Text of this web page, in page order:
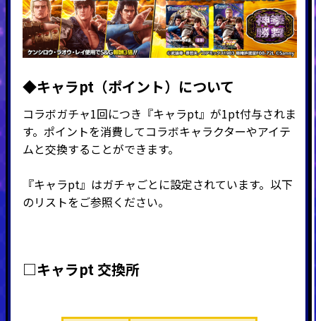
◆キャラpt（ポイント）について
コラボガチャ1回につき『キャラpt』が1pt付与されま
す。ポイントを消費してコラボキャラクターやアイテ
ムと交換することができます。
『キャラpt』はガチャごとに設定されています。以下
のリストをご参照ください。
□キャラpt 交換所